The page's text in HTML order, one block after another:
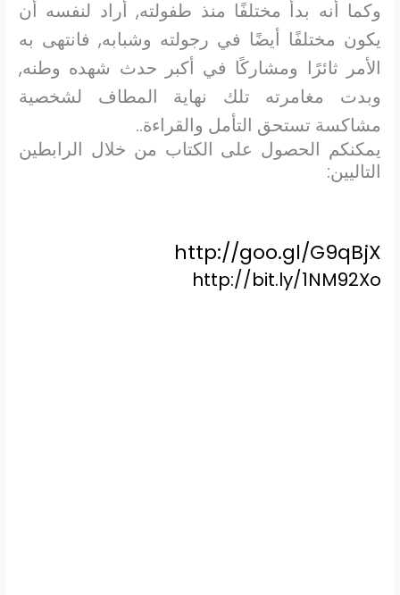
وكما أنه بدأ مختلفًا منذ طفولته, أراد لنفسه أن
يكون مختلفًا أيضًا في رجولته وشبابه, فانتهى به
الأمر ثائرًا ومشاركًا في أكبر حدث شهده وطنه,
وبدت مغامرته تلك نهاية المطاف لشخصية
مشاكسة تستحق التأمل والقراءة..
يمكنكم الحصول على الكتاب من خلال الرابطين
التاليين:
http://goo.gl/G9qBjX
http://bit.ly/1NM92Xo